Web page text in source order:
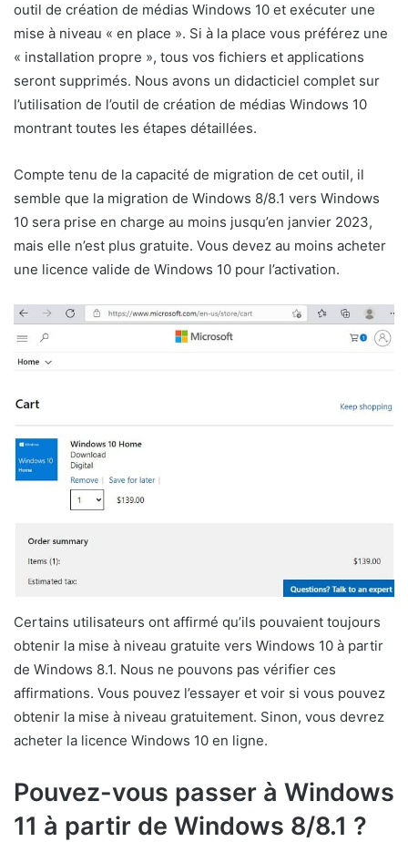
outil de création de médias Windows 10 et exécuter une
mise à niveau « en place ». Si à la place vous préférez une
« installation propre », tous vos fichiers et applications
seront supprimés. Nous avons un didacticiel complet sur
l’utilisation de l’outil de création de médias Windows 10
montrant toutes les étapes détaillées.
Compte tenu de la capacité de migration de cet outil, il
semble que la migration de Windows 8/8.1 vers Windows
10 sera prise en charge au moins jusqu’en janvier 2023,
mais elle n’est plus gratuite. Vous devez au moins acheter
une licence valide de Windows 10 pour l’activation.
Certains utilisateurs ont affirmé qu’ils pouvaient toujours
obtenir la mise à niveau gratuite vers Windows 10 à partir
de Windows 8.1. Nous ne pouvons pas vérifier ces
affirmations. Vous pouvez l’essayer et voir si vous pouvez
obtenir la mise à niveau gratuitement. Sinon, vous devrez
acheter la licence Windows 10 en ligne.
Pouvez-vous passer à Windows
11 à partir de Windows 8/8.1 ?